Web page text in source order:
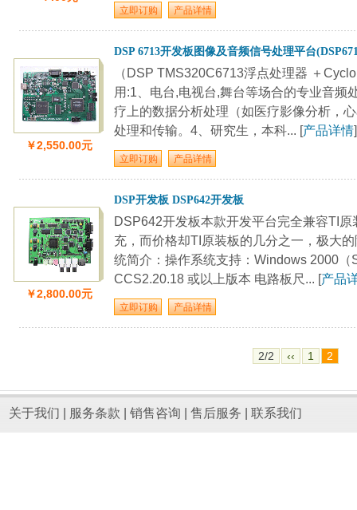
￥2,550.00元
DSP 6713开发板图像及音频信号处理平台
（DSP TMS320C6713浮点处理器 ＋
用:1、电台,电视台,舞台等场合的专业音频
疗上的数据分析处理（如医疗影像分析，
处理和传输。4、研究生，本科... [产品详情]
￥2,800.00元
DSP开发板 DSP642开发板
DSP642开发板本款开发平台完全兼容TI
充，而价格却TI原装板的几分之一，极大
统简介：操作系统支持：Windows 2000
CCS2.20.18 或以上版本 电路板尺... [产品
2/2 ‹‹ 1 2
关于我们 服务条款 销售咨询 售后服务 联系我们